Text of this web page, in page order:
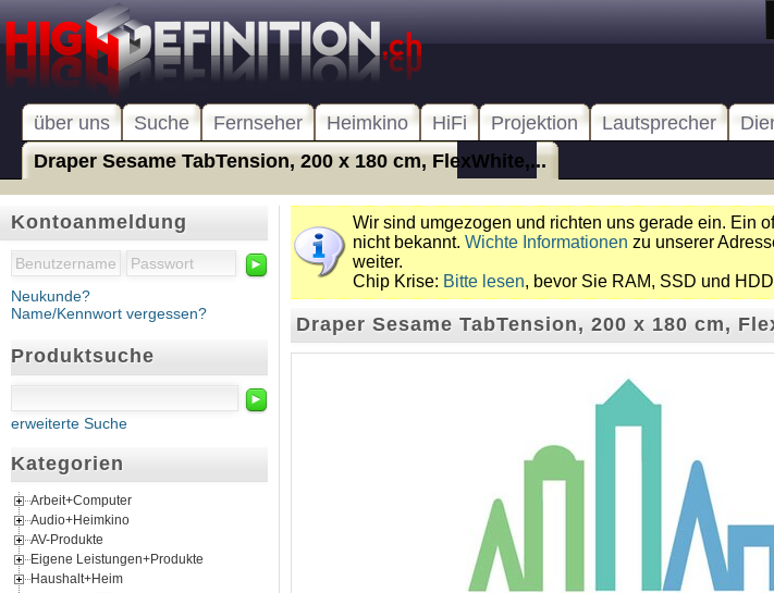
über uns Suche Fernseher Heimkino HiFi Projektion Lautsprecher
Draper Sesame TabTension, 200 x 180 cm, FlexWhite,...
Kontoanmeldung
►
Neukunde?
Name/Kennwort vergessen?
Produktsuche
►
erweiterte Suche
Kategorien
Arbeit+Computer
Audio+Heimkino
AV-Produkte
Eigene Leistungen+Produkte
Haushalt+Heim
Wir sind umgezogen und richten uns gerade ein. Ein
nicht bekannt. Wichte Informationen zu unserer
weiter.
Chip Krise: Bitte lesen, bevor Sie RAM, SSD und
Draper Sesame TabTension, 200 x 180 cm,